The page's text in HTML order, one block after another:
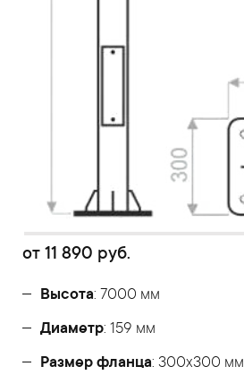
от 11 890 руб.
Высота: 7000 мм
Диаметр: 159 мм
Размер фланца: 300x300 мм